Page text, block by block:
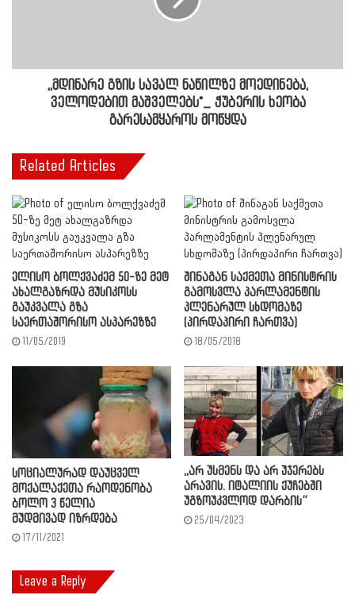
,,მდინარე გზის სავალ ნაწილზე მოედინება,
ველოდებით მაშველებს"_ ჭუბერის ხეობა
გარესამყაროს მოწყდა
Related Articles
ელისო ბოლქვაძემ 50-ზე მეტ
ახალგაზრდა მუსიკოსს
გაუკვალა გზა
საერთაშორისო ასპარეზზე
11/05/2019
შინაგან საქმეთა მინისტრის
გამოსვლა პარლამენტის
პლენარულ სხდომაზე
(პირდაპირი ჩართვა)
18/05/2018
სოციალურად დაუცველ
მოქალაქეთა რაოდენობა
ბოლო 3 წელია
მუდმივად იზრდება
17/11/2021
,,არ უსმენს და არ უჯერებს
არავის. იტალიის ქუჩებში
უგზოუკვლოდ დარბის”
25/04/2023
Leave a Reply